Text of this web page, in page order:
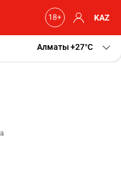
KAZ
Алматы+27 C